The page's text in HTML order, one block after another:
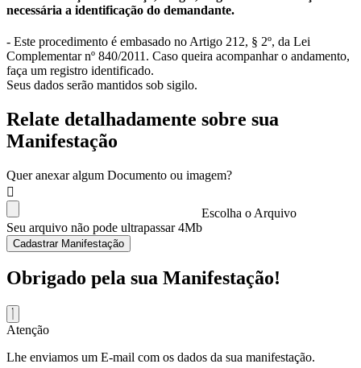
necessária a identificação do demandante.
- Este procedimento é embasado no Artigo 212, § 2º, da Lei
Complementar nº 840/2011. Caso queira acompanhar o andamento,
faça um registro identificado.
Seus dados serão mantidos sob sigilo.
Relate detalhadamente sobre sua
Manifestação
Quer anexar algum Documento ou imagem?
Escolha o Arquivo
Seu arquivo não pode ultrapassar 4Mb
Cadastrar Manifestação
Obrigado pela sua Manifestação!
Atenção
Lhe enviamos um E-mail com os dados da sua manifestação.